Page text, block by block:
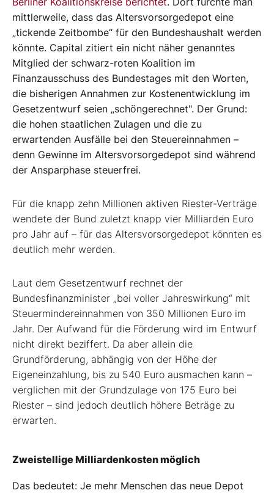
mittlerweile, dass das Altersvorsorgedepot eine
„tickende Zeitbombe“ für den Bundeshaushalt werden
könnte. Capital zitiert ein nicht näher genanntes
Mitglied der schwarz-roten Koalition im
Finanzausschuss des Bundestages mit den Worten,
die bisherigen Annahmen zur Kostenentwicklung im
Gesetzentwurf seien „schöngerechnet". Der Grund:
die hohen staatlichen Zulagen und die zu
erwartenden Ausfälle bei den Steuereinnahmen –
denn Gewinne im Altersvorsorgedepot sind während
der Ansparphase steuerfrei.
Für die knapp zehn Millionen aktiven Riester-Verträge
wendete der Bund zuletzt knapp vier Milliarden Euro
pro Jahr auf – für das Altersvorsorgedepot könnten es
deutlich mehr werden.
Laut dem Gesetzentwurf rechnet der
Bundesfinanzminister „bei voller Jahreswirkung“ mit
Steuermindereinnahmen von 350 Millionen Euro im
Jahr. Der Aufwand für die Förderung wird im Entwurf
nicht direkt beziffert. Da aber allein die
Grundförderung, abhängig von der Höhe der
Eigeneinzahlung, bis zu 540 Euro ausmachen kann –
verglichen mit der Grundzulage von 175 Euro bei
Riester – sind jedoch deutlich höhere Beträge zu
erwarten.
Zweistellige Milliardenkosten möglich
Das bedeutet: Je mehr Menschen das neue Depot